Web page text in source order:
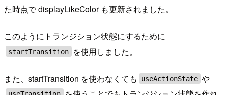
た時点で displayLikeColor も更新されました。
このようにトランジション状態にするために
startTransition を使用しました。
また、startTransition を使わなくても useActionState や